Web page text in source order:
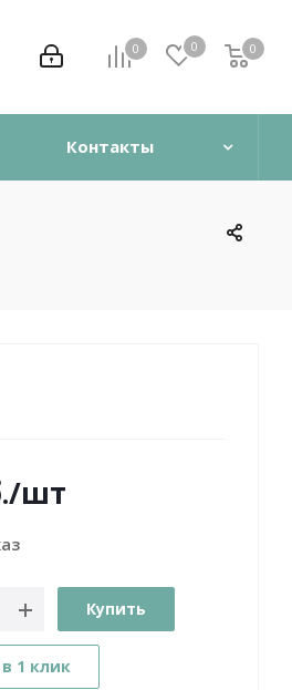
0 0 0
0
Контакты
/шт
Купить
1 клик